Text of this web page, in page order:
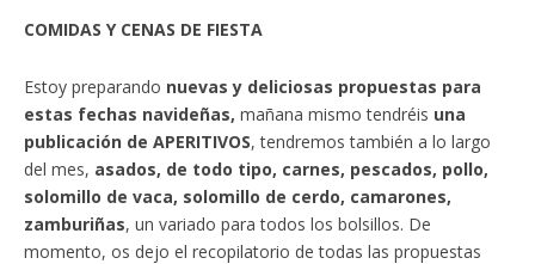
COMIDAS Y CENAS DE FIESTA
Estoy preparando nuevas y deliciosas propuestas para
estas fechas navideñas, mañana mismo tendréis una
publicación de APERITIVOS, tendremos también a lo largo
del mes, asados, de todo tipo, carnes, pescados, pollo,
solomillo de vaca, solomillo de cerdo, camarones,
zamburiñas, un variado para todos los bolsillos. De
momento, os dejo el recopilatorio de todas las propuestas